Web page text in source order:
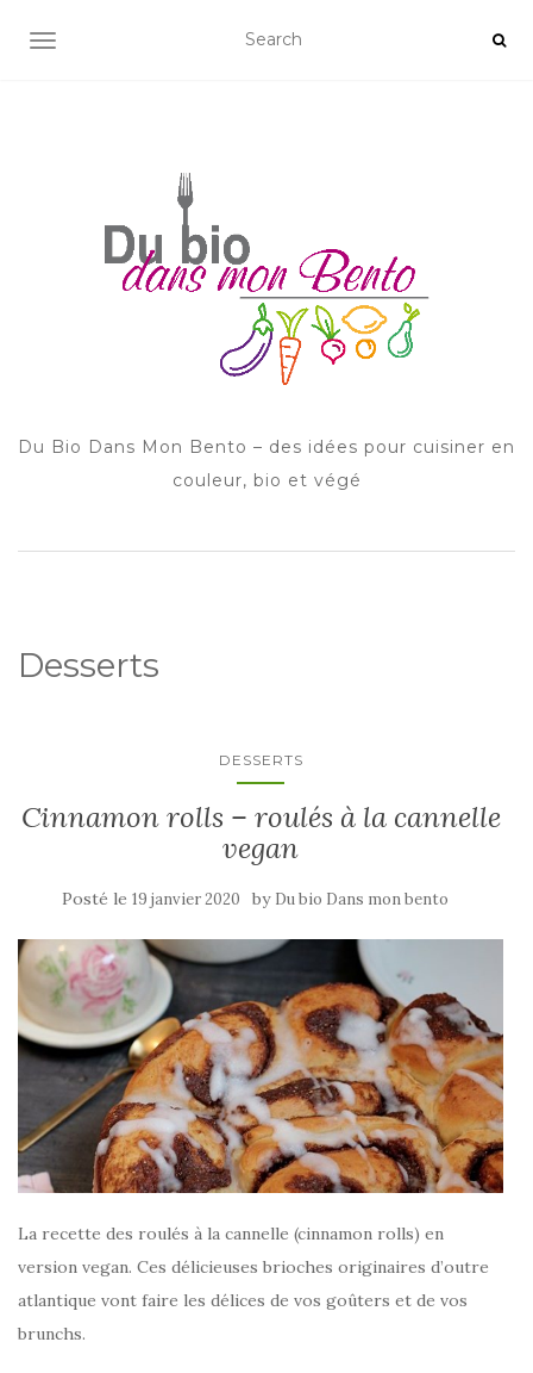
AFFICHER/MASQUER LA NAVIGATION
Du Bio Dans Mon Bento – des idées pour cuisiner en
couleur, bio et végé
Desserts
DESSERTS
Cinnamon rolls – roulés à la cannelle
vegan
Posté le 19 janvier 2020 by Du bio Dans mon bento
La recette des roulés à la cannelle (cinnamon rolls) en
version vegan. Ces délicieuses brioches originaires d’outre
atlantique vont faire les délices de vos goûters et de vos
brunchs.